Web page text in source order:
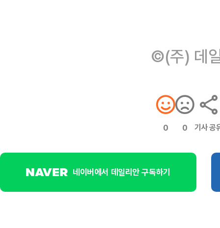
©(주) 데
0 0 기사 공
네이버에서 데일리안 구독하기